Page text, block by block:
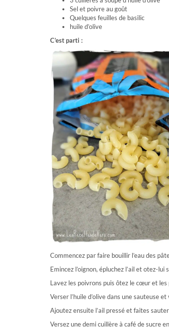
Sel et poivre au goût
Quelques feuilles de basilic
huile d’olive
C’est parti :
Commencez par faire bouillir l’eau des
Emincez l’oignon, épluchez l’ail et otez-lui
Lavez les poivrons puis ôtez le cœur et
Verser l’huile d’olive dans une sauteuse
Ajoutez ensuite l’ail pressé et faites
Versez une demi cuillère à café de sucre